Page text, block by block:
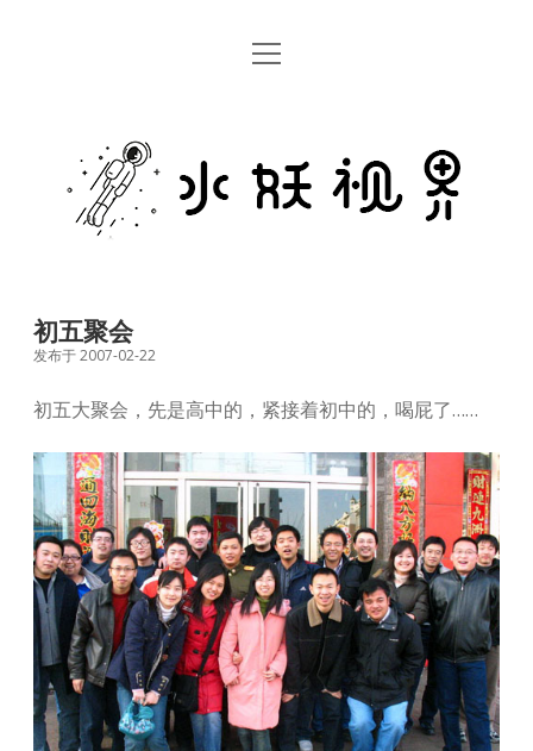
首页
关于
open
水
妖
视
初五聚会
发布于 2007-02-22
初五大聚会，先是高中的，紧接着初中的，喝屁了……